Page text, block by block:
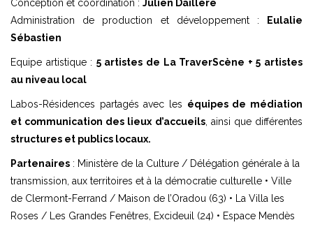
Conception et coordination : Julien Daillère
Administration de production et développement :
Eulalie
Sébastien
Equipe artistique : 5 artistes de La TraverScène + 5 artistes
au niveau local
Labos-Résidences partagés avec les équipes de médiation
et communication des lieux d’accueils, ainsi que différentes
structures et publics locaux.
Partenaires : Ministère de la Culture / Délégation générale à la
transmission, aux territoires et à la démocratie culturelle • Ville
de Clermont-Ferrand / Maison de l’Oradou (63) • La Villa les
Roses / Les Grandes Fenêtres, Excideuil (24) • Espace Mendès